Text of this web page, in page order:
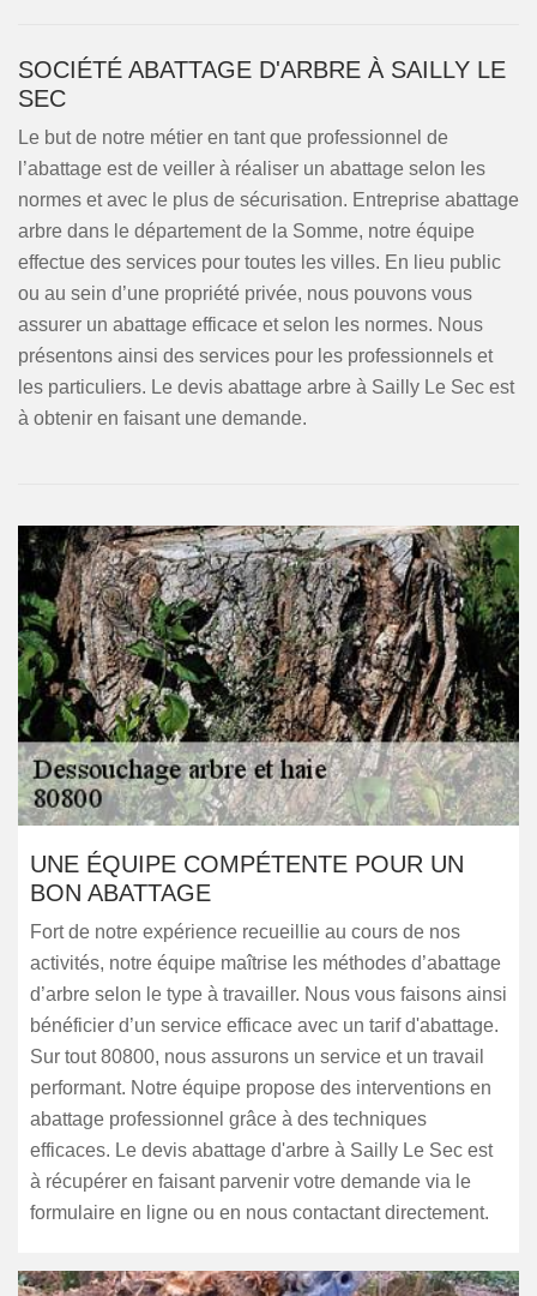
SOCIÉTÉ ABATTAGE D'ARBRE À SAILLY LE
SEC
Le but de notre métier en tant que professionnel de
l’abattage est de veiller à réaliser un abattage selon les
normes et avec le plus de sécurisation. Entreprise abattage
arbre dans le département de la Somme, notre équipe
effectue des services pour toutes les villes. En lieu public
ou au sein d’une propriété privée, nous pouvons vous
assurer un abattage efficace et selon les normes. Nous
présentons ainsi des services pour les professionnels et
les particuliers. Le devis abattage arbre à Sailly Le Sec est
à obtenir en faisant une demande.
UNE ÉQUIPE COMPÉTENTE POUR UN
BON ABATTAGE
Fort de notre expérience recueillie au cours de nos
activités, notre équipe maîtrise les méthodes d’abattage
d’arbre selon le type à travailler. Nous vous faisons ainsi
bénéficier d’un service efficace avec un tarif d'abattage.
Sur tout 80800, nous assurons un service et un travail
performant. Notre équipe propose des interventions en
abattage professionnel grâce à des techniques
efficaces. Le devis abattage d'arbre à Sailly Le Sec est
à récupérer en faisant parvenir votre demande via le
formulaire en ligne ou en nous contactant directement.